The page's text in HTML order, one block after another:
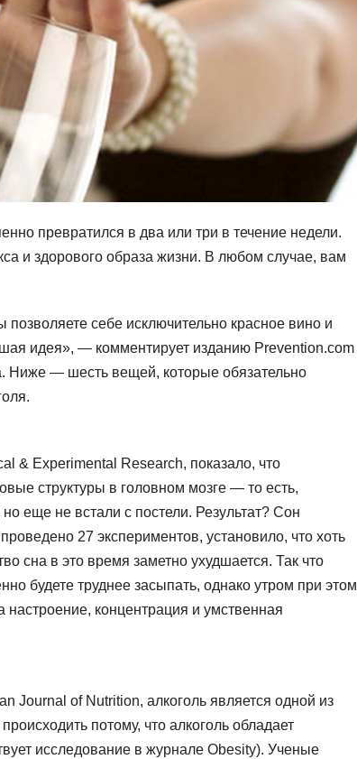
превратился в два или три в течение недели.
и здорового образа жизни. В любом случае, вам
себе исключительно красное вино и
идея», — комментирует изданию Prevention.com
Ниже — шесть вещей, которые обязательно
& Experimental Research, показало, что
структуры в головном мозге — то есть,
еще не встали с постели. Результат? Сон
27 экспериментов, установило, что хоть
сна в это время заметно ухудшается. Так что
будете труднее засыпать, однако утром при этом
концентрация и умственная
Journal of Nutrition, алкоголь является одной из
потому, что алкоголь обладает
исследование в журнале Obesity). Ученые